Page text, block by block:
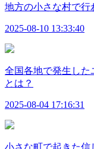
地方の小さな村で行
2025-08-10 13:33:40
全国各地で発生した
とは？
2025-08-04 17:16:31
小さな町で起きた信